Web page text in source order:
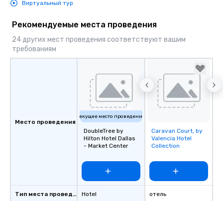
Виртуальный тур
Рекомендуемые места проведения
24 других мест проведения соответствуют вашим
требованиям
Место проведения
Тип места проведения
Текущее место проведения
DoubleTree by
Hilton Hotel Dallas
- Market Center
Hotel
Removed from
favorites
Caravan Court, by
Valencia Hotel
Collection
отель